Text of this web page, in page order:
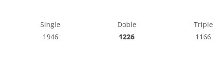
Single Doble Triple
1946 1226 1166